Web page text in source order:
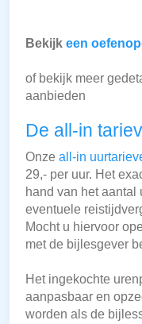
Bekijk een
of bekijk meer
aanbieden
De all-in
Onze all-in
29,- per uur. Het
hand van het aantal
eventuele
Mocht u hiervoor
met de bijlesgever
Het ingekochte
aanpasbaar en
worden als de